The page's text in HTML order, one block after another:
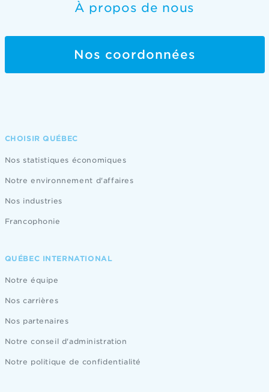
À propos de nous
Nos coordonnées
CHOISIR QUÉBEC
Nos statistiques économiques
Notre environnement d'affaires
Nos industries
Francophonie
QUÉBEC INTERNATIONAL
Notre équipe
Nos carrières
Nos partenaires
Notre conseil d'administration
Notre politique de confidentialité